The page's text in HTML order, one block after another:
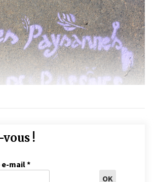
!
e-mail*